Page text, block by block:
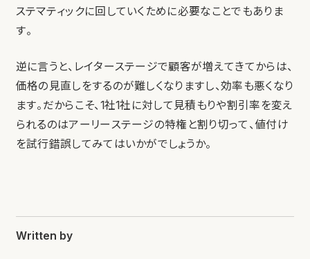
ステマティックに回していくために必要なことでもありま
す。
逆に言うと、レイターステージで顧客が増えてきてからは、
価格の見直しをするのが難しくなりますし、効率も悪くなり
ます。だからこそ、1社1社に対して見積もりや割引率を変え
られるのはアーリーステージの特権と割り切って、値付け
を試行錯誤してみてはいかがでしょうか。
Written by